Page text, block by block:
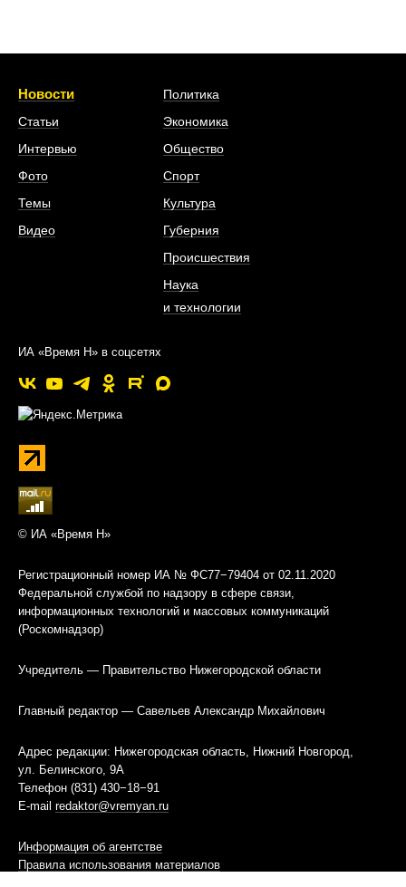
Новости
Статьи
Интервью
Фото
Темы
Видео
Политика
Экономика
Общество
Спорт
Культура
Губерния
Происшествия
Наука
и технологии
ИА «Время Н» в соцсетях
© ИА «Время Н»
Регистрационный номер ИА № ФС77−79404 от 02.11.2020
Федеральной службой по надзору в сфере связи,
информационных технологий и массовых коммуникаций
(Роскомнадзор)
Учредитель — Правительство Нижегородской области
Главный редактор — Савельев Александр Михайлович
Адрес редакции: Нижегородская область, Нижний Новгород,
ул. Белинского, 9А
Телефон (831) 430−18−91
E-mail redaktor@vremyan.ru
Информация об агентстве
Правила использования материалов